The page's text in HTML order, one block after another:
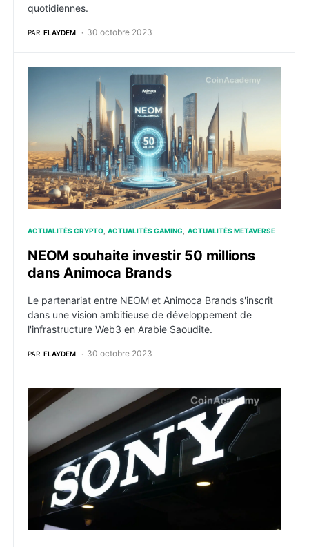
quotidiennes.
PAR FLAYDEM 30 octobre 2023
NEOM souhaite investir 50 millions dans Animoca
ACTUALITÉS CRYPTO ACTUALITÉS GAMING ACTUALITÉS METAVERSE
NEOM souhaite investir 50 millions
dans Animoca Brands
Le partenariat entre NEOM et Animoca Brands s'inscrit
dans une vision ambitieuse de développement de
l'infrastructure Web3 en Arabie Saoudite.
PAR FLAYDEM 30 octobre 2023
Sony annonce un partenariat web3 avec Startale